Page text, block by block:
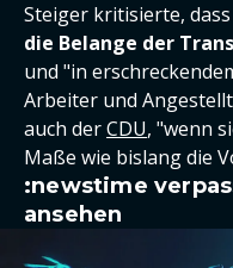
Steiger kritisierte, dass
die Belange der
und "in
Arbeiter und
auch derCDU, "wenn
Maße wie bislang die
:newstime
ansehen